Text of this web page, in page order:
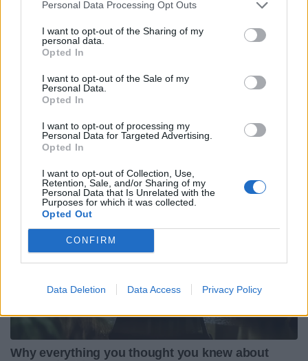
Personal Data Processing Opt Outs
I want to opt-out of the Sharing of my
personal data.
Opted In
I want to opt-out of the Sale of my
Personal Data.
Opted In
I want to opt-out of processing my
Personal Data for Targeted Advertising.
Opted In
I want to opt-out of Collection, Use,
Retention, Sale, and/or Sharing of my
Personal Data that Is Unrelated with the
Purposes for which it was collected.
Opted Out
CONFIRM
Data Deletion Data Access Privacy Policy